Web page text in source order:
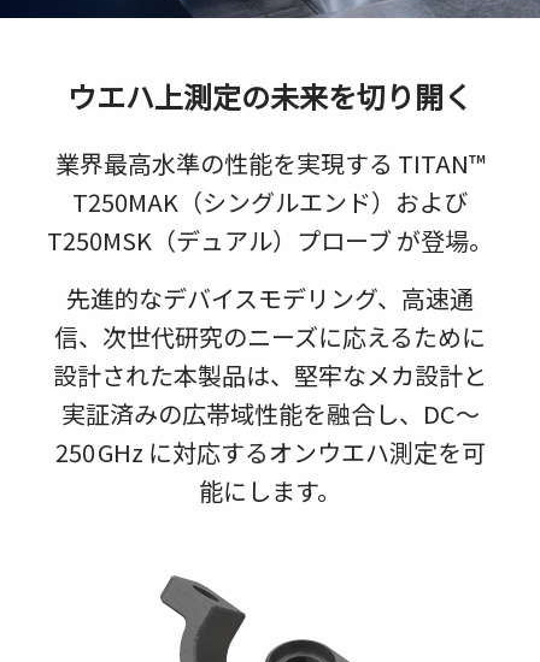
ウエハ上測定の未来を切り開く
業界最高水準の性能を実現する TITAN™
T250MAK（シングルエンド）および
T250MSK（デュアル）プローブ が登場。
先進的なデバイスモデリング、高速通
信、次世代研究のニーズに応えるために
設計された本製品は、堅牢なメカ設計と
実証済みの広帯域性能を融合し、DC～
250 GHz に対応するオンウエハ測定を可
能にします。